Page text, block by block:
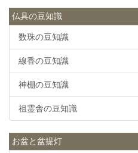
仏具の豆知識
数珠の豆知識
線香の豆知識
神棚の豆知識
祖霊舎の豆知識
お盆と盆提灯